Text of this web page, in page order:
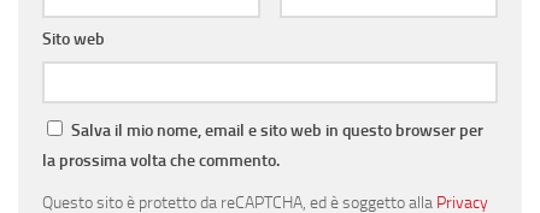
Sito web
Salva il mio nome, email e sito web in questo browser per
la prossima volta che commento.
Questo sito è protetto da reCAPTCHA, ed è soggetto alla Privacy